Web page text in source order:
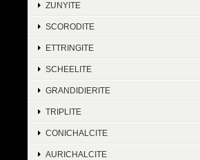
ZUNYITE
SCORODITE
ETTRINGITE
SCHEELITE
GRANDIDIERITE
TRIPLITE
CONICHALCITE
AURICHALCITE